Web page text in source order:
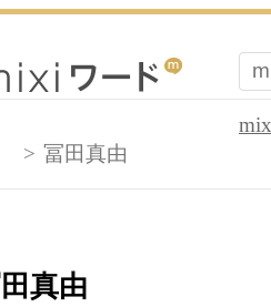
冨田真由
真由